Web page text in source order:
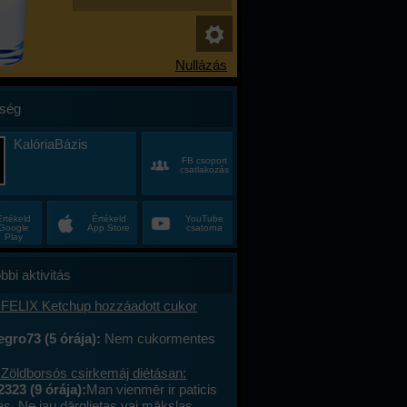
KalóriaBázis
FB csoport
csatlakozás
Play
Értékeld
App Store
YouTube
csatorna
aktivitás
Ketchup hozzáadott cukor
(5 órája): Nem cukormentes
csirkemáj diétásan:
(9 órája):Man vienmēr ir paticis